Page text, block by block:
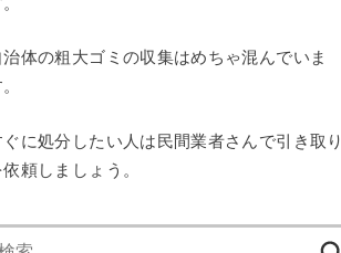
治体の粗大ゴミの収集はめちゃ混んでいま
ぐに処分したい人は民間業者さんで引き取り
頼しましょう。